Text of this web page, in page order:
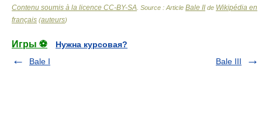
Contenu soumis à la licence CC-BY-SA . Source : Article Bale II de Wikipédia en
français (auteurs)
Игры ⚽
Нужна курсовая?
Bale I
Bale III